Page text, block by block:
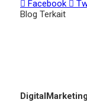
Facebook
Blog Terkait